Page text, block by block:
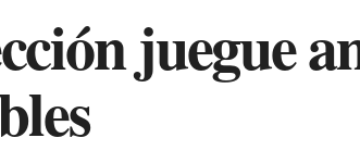
juegue